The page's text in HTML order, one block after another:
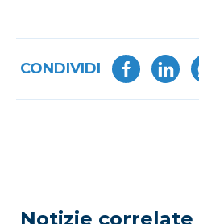
CONDIVIDI
Notizie correlate